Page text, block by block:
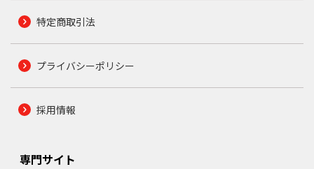
特定商取引法
プライバシーポリシー
採用情報
専門サイト